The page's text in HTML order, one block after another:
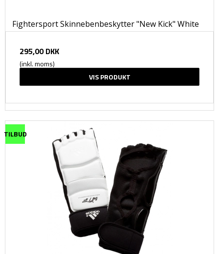
Fightersport Skinnebenbeskytter "New Kick" White
295,00 DKK
(inkl. moms)
VIS PRODUKT
TILBUD